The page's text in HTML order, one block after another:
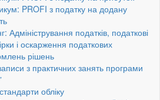
PROFI з податку на додану
Адміністрування податків, податкові
і оскарження податкових
рішень
з практичних занять програми
обліку